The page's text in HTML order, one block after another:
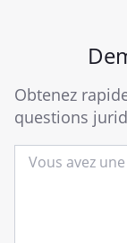
Obtenez
questions